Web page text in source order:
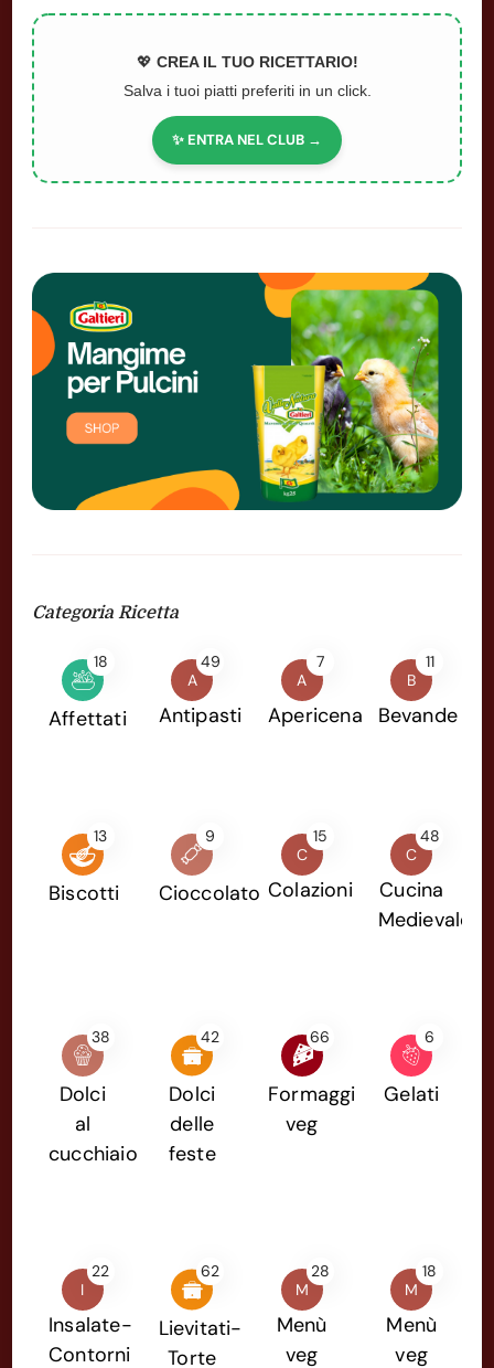
💖 CREA IL TUO RICETTARIO!
Salva i tuoi piatti preferiti in un click.
✨ ENTRA NEL CLUB →
Categoria Ricetta
18
Affettati
A
49
Antipasti
A
7
Apericena
B
11
Bevande
13
Biscotti
9
Cioccolato
C
15
Colazioni
C
48
Cucina
Medievale
38
Dolci
al
cucchiaio
42
Dolci
delle
feste
66
Formaggi
veg
6
Gelati
I
22
Insalate-
Contorni
62
Lievitati-
Torte
M
28
Menù
veg
M
18
Menù
veg